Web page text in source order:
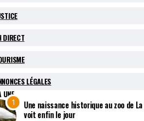
DIRECT
LÉGALES
UNE
Une naissance historique au zoo de
voit enfin le jour